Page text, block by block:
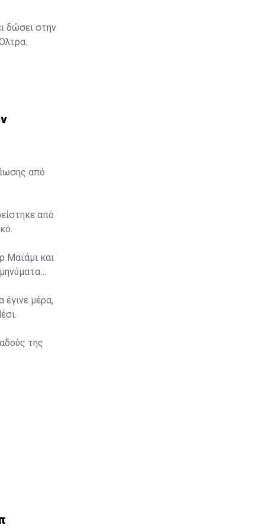
δώσει στην
από
από
Μαϊάμι και
μέρα,
της